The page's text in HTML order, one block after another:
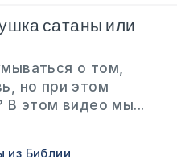
сатаны или
о том,
но при этом
В этом видео мы...
из Библии